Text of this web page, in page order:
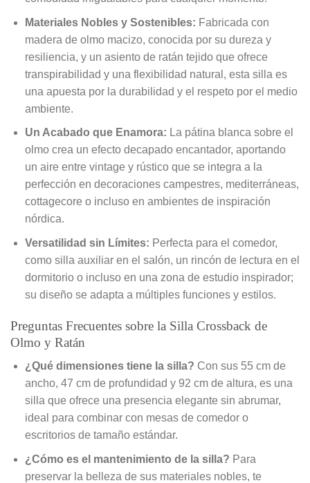
Materiales Nobles y Sostenibles: Fabricada con
madera de olmo macizo, conocida por su dureza y
resiliencia, y un asiento de ratán tejido que ofrece
transpirabilidad y una flexibilidad natural, esta silla es
una apuesta por la durabilidad y el respeto por el medio
ambiente.
Un Acabado que Enamora: La pátina blanca sobre el
olmo crea un efecto decapado encantador, aportando
un aire entre vintage y rústico que se integra a la
perfección en decoraciones campestres, mediterráneas,
cottagecore o incluso en ambientes de inspiración
nórdica.
Versatilidad sin Límites: Perfecta para el comedor,
como silla auxiliar en el salón, un rincón de lectura en el
dormitorio o incluso en una zona de estudio inspirador;
su diseño se adapta a múltiples funciones y estilos.
Preguntas Frecuentes sobre la Silla Crossback de
Olmo y Ratán
¿Qué dimensiones tiene la silla? Con sus 55 cm de
ancho, 47 cm de profundidad y 92 cm de altura, es una
silla que ofrece una presencia elegante sin abrumar,
ideal para combinar con mesas de comedor o
escritorios de tamaño estándar.
¿Cómo es el mantenimiento de la silla? Para
preservar la belleza de sus materiales nobles, te